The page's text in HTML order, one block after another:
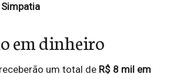
em dinheiro
um total de R$ 8 mil em